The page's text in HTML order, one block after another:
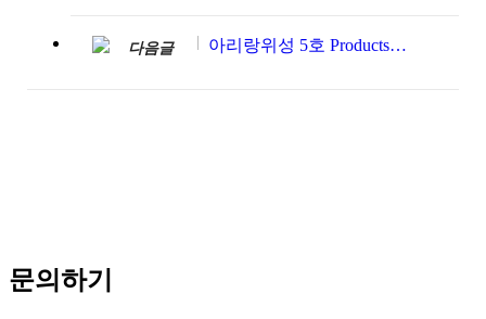
아리랑위성 5호 Products Attributes & Standard Products Specifications
다음글
문의하기